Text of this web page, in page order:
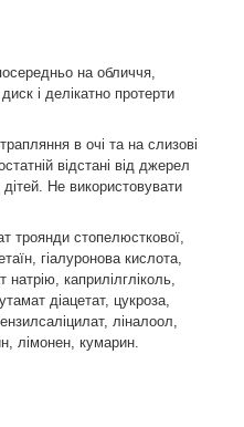
на обличчя,
і делікатно протерти
в очі та на слизові
відстані від джерел
Не використовувати
троянди стопелюсткової,
гіалуронова кислота,
натрію, каприлілгліколь,
діацетат, цукроза,
ліналоол,
лімонен, кумарин.